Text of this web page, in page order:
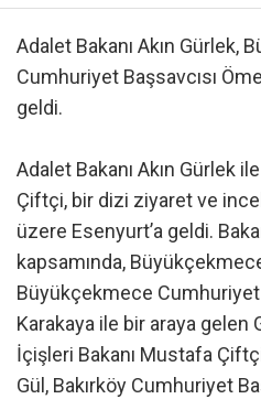
Adalet Bakanı Akın Gürlek,
Cumhuriyet Başsavcısı
geldi.
Adalet Bakanı Akın Gürlek
Çiftçi, bir dizi ziyaret ve
üzere Esenyurt’a geldi.
kapsamında,
Büyükçekmece Cumhuriyet
Karakaya ile bir araya gelen
İçişleri Bakanı Mustafa
Gül, Bakırköy Cumhuriyet